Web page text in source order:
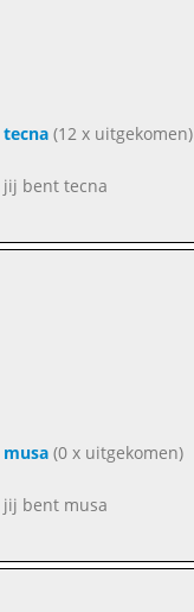
tecna(12 x uitgekomen)
jij bent tecna
musa(0 x uitgekomen)
jij bent musa